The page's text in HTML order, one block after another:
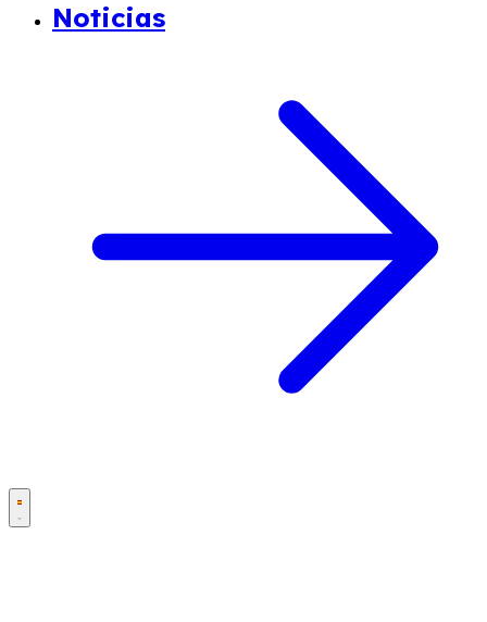
Noticias